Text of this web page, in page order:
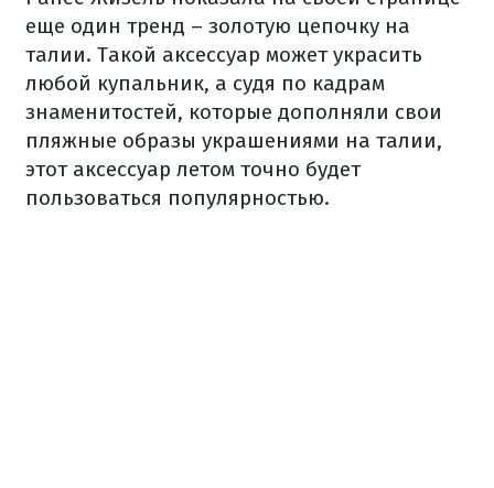
еще один тренд – золотую цепочку на
талии. Такой аксессуар может украсить
любой купальник, а судя по кадрам
знаменитостей, которые дополняли свои
пляжные образы украшениями на талии,
этот аксессуар летом точно будет
пользоваться популярностью.